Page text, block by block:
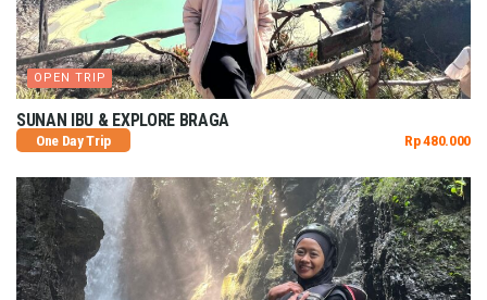
OPEN TRIP
SUNAN IBU & EXPLORE BRAGA
One Day Trip Rp 480.000